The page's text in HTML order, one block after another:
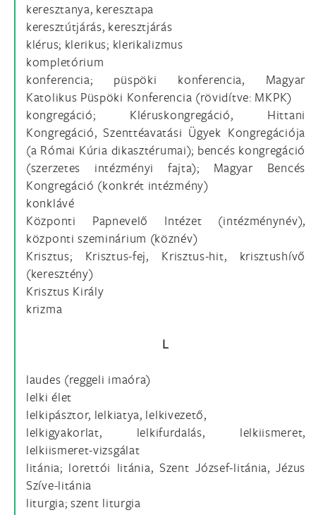
keresztanya, keresztapa
keresztútjárás, keresztjárás
klérus; klerikus; klerikalizmus
kompletórium
konferencia; püspöki konferencia, Magyar
Katolikus Püspöki Konferencia (rövidítve: MKPK)
kongregáció; Kléruskongregáció, Hittani
Kongregáció, Szenttéavatási Ügyek Kongregációja
(a Római Kúria dikasztérumai); bencés kongregáció
(szerzetes intézményi fajta); Magyar Bencés
Kongregáció (konkrét intézmény)
konklávé
Központi Papnevelő Intézet (intézménynév),
központi szeminárium (köznév)
Krisztus; Krisztus-fej, Krisztus-hit, krisztushívő
(keresztény)
Krisztus Király
krizma
L
laudes (reggeli imaóra)
lelki élet
lelkipásztor, lelkiatya, lelkivezető,
lelkigyakorlat, lelkifurdalás, lelkiismeret,
lelkiismeret-vizsgálat
litánia; lorettói litánia, Szent József-litánia, Jézus
Szíve-litánia
liturgia; szent liturgia